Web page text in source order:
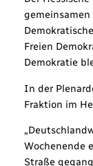
Freien
Demokratie
In der
Fraktion im
Wochenende
Straße